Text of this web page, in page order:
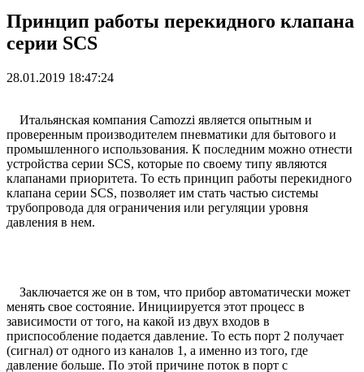
Принцип работы перекидного клапана
серии SCS
28.01.2019 18:47:24
Итальянская компания Camozzi является опытным и
проверенным производителем пневматики для бытового и
промышленного использования. К последним можно отнести
устройства серии SCS, которые по своему типу являются
клапанами приоритета. То есть принцип работы перекидного
клапана серии SCS, позволяет им стать частью системы
трубопровода для ограничения или регуляции уровня
давления в нем.
Заключается же он в том, что прибор автоматически может
менять свое состояние. Инициируется этот процесс в
зависимости от того, на какой из двух входов в
приспособление подается давление. То есть порт 2 получает
(сигнал) от одного из каналов 1, а именно из того, где
давление больше. По этой причине поток в порт с